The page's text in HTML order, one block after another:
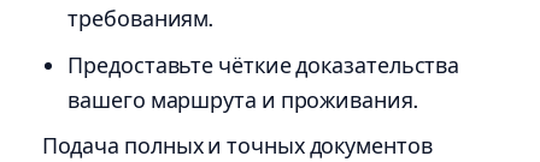
требованиям.
Предоставьте чёткие доказательства
вашего маршрута и проживания.
Подача полных и точных документов